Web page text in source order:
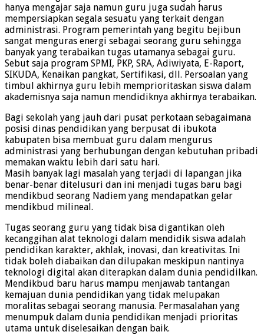
hanya mengajar saja namun guru juga sudah harus
mempersiapkan segala sesuatu yang terkait dengan
administrasi. Program pemerintah yang begitu bejibun
sangat menguras energi sebagai seorang guru sehingga
banyak yang terabaikan tugas utamanya sebagai guru.
Sebut saja program SPMI, PKP, SRA, Adiwiyata, E-Raport,
SIKUDA, Kenaikan pangkat, Sertifikasi, dll. Persoalan yang
timbul akhirnya guru lebih memprioritaskan siswa dalam
akademisnya saja namun mendidiknya akhirnya terabaikan.
Bagi sekolah yang jauh dari pusat perkotaan sebagaimana
posisi dinas pendidikan yang berpusat di ibukota
kabupaten bisa membuat guru dalam mengurus
administrasi yang berhubungan dengan kebutuhan pribadi
memakan waktu lebih dari satu hari.
Masih banyak lagi masalah yang terjadi di lapangan jika
benar-benar ditelusuri dan ini menjadi tugas baru bagi
mendikbud seorang Nadiem yang mendapatkan gelar
mendikbud milineal.
Tugas seorang guru yang tidak bisa digantikan oleh
kecanggihan alat teknologi dalam mendidik siswa adalah
pendidikan karakter, akhlak, inovasi, dan kreativitas. Ini
tidak boleh diabaikan dan dilupakan meskipun nantinya
teknologi digital akan diterapkan dalam dunia pendidilkan.
Mendikbud baru harus mampu menjawab tantangan
kemajuan dunia pendidikan yang tidak melupakan
moralitas sebagai seorang manusia. Permasalahan yang
menumpuk dalam dunia pendidikan menjadi prioritas
utama untuk diselesaikan dengan baik.